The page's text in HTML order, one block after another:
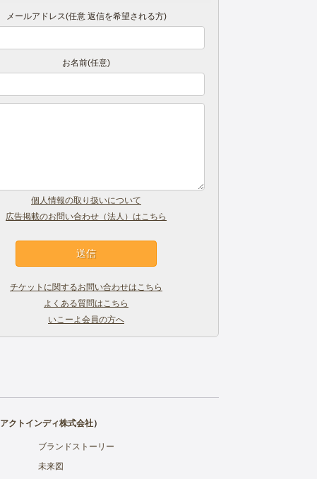
メールアドレス(任意 返信を希望される方)
お名前(任意)
個人情報の取り扱いについて
広告掲載のお問い合わせ（法人）はこちら
チケットに関するお問い合わせはこちら
よくある質問はこちら
いこーよ会員の方へ
アクトインディ株式会社）
ブランドストーリー
未来図